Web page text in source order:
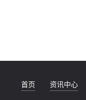
首页 资讯中心